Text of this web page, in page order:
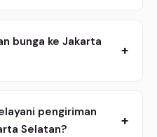
bunga ke Jakarta
+
pengiriman
Selatan?
+